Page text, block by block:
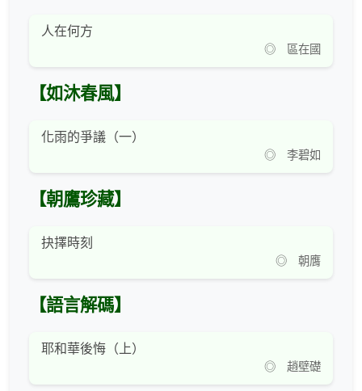
人在何方
◎ 區在國
【如沐春風】
化雨的爭議（一）
◎ 李碧如
【朝鷹珍藏】
抉擇時刻
◎ 朝膺
【語言解碼】
耶和華後悔（上）
◎ 趙壁礎